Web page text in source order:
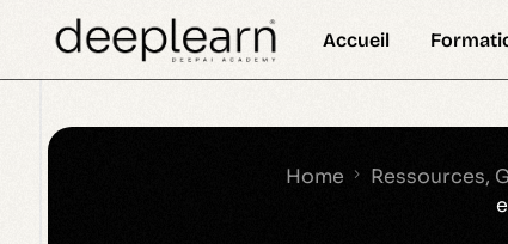
Accueil
DeepSkill Newsletter Définition
Home Ressources,